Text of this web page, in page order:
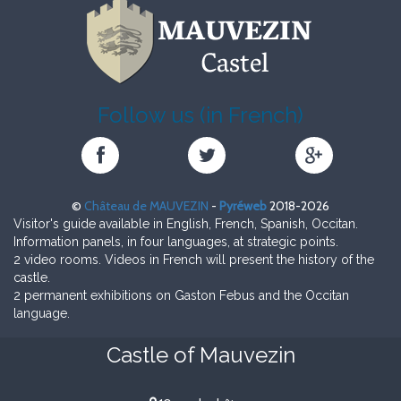
Follow us (in French)
Château
sur
Facebook
Château
sur
Twitter
Château
Google+
© Château de MAUVEZIN - Pyréweb2018-2026
Visitor's guide available in English, French, Spanish, Occitan.
Information panels, in four languages, at strategic points.
2 video rooms. Videos in French will present the history of the
castle.
2 permanent exhibitions on Gaston Febus and the Occitan
language.
Castle of Mauvezin